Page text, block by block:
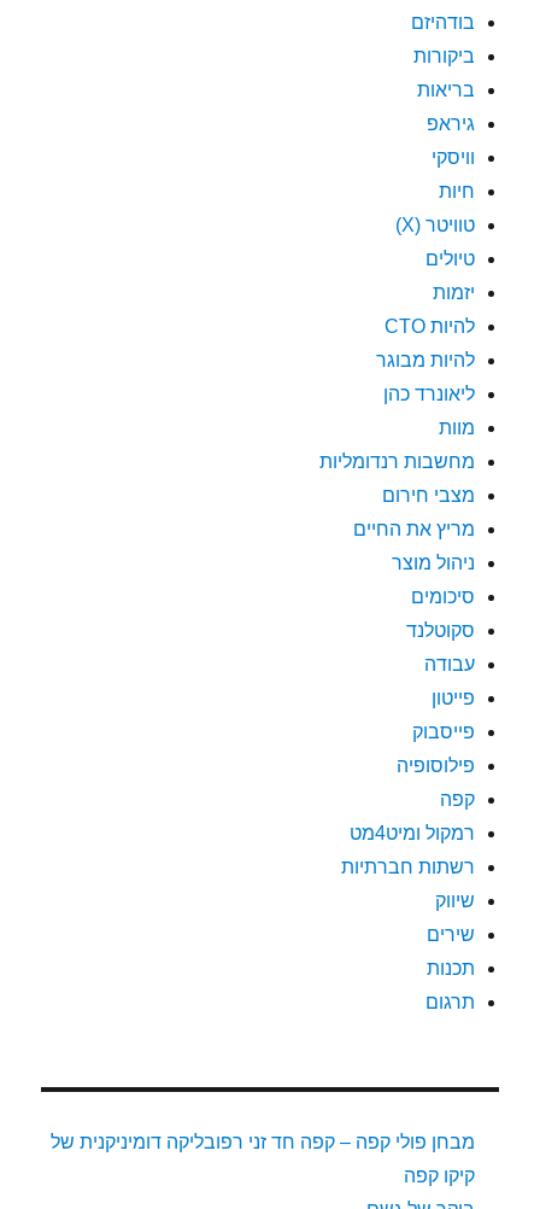
בודהיזם
ביקורות
בריאות
גיראפ
וויסקי
חיות
טוויטר (X)
טיולים
יזמות
להיות CTO
להיות מבוגר
ליאונרד כהן
מוות
מחשבות רנדומליות
מצבי חירום
מריץ את החיים
ניהול מוצר
סיכומים
סקוטלנד
עבודה
פייטון
פייסבוק
פילוסופיה
קפה
רמקול ומיט4מט
רשתות חברתיות
שיווק
שירים
תכנות
תרגום
מבחן פולי קפה – קפה חד זני רפובליקה דומיניקנית של
קיקו קפה